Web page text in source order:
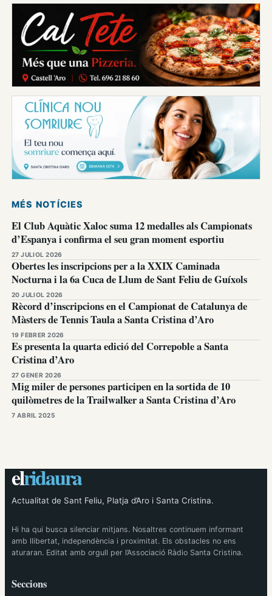
MÉS NOTÍCIES
El Club Aquàtic Xaloc suma 12 medalles als Campionats
d’Espanya i confirma el seu gran moment esportiu
27 JULIOL 2026
Obertes les inscripcions per a la XXIX Caminada
Nocturna i la 6a Cuca de Llum de Sant Feliu de Guíxols
20 JULIOL 2026
Rècord d’inscripcions en el Campionat de Catalunya de
Màsters de Tennis Taula a Santa Cristina d’Aro
19 FEBRER 2026
Es presenta la quarta edició del Correpoble a Santa
Cristina d’Aro
27 GENER 2026
Mig miler de persones participen en la sortida de 10
quilòmetres de la Trailwalker a Santa Cristina d’Aro
7 ABRIL 2025
elridaura
Actualitat de Sant Feliu, Platja d’Aro i Santa Cristina.
Hi ha qui busca silenciar mitjans. Nosaltres continuem informant
amb llibertat, independència i proximitat. Els obstacles no ens
aturaran. Editat amb orgull per l’Associació Ràdio Santa Cristina.
Seccions